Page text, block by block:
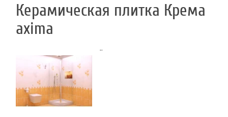
(831)
Керамическая плитка Крема
axima
..